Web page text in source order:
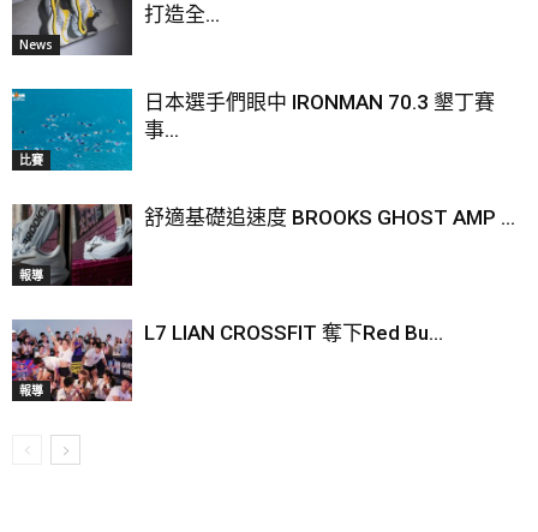
News
打造全...
比賽
日本選手們眼中 IRONMAN 70.3 墾丁賽
事...
報導
舒適基礎追速度 BROOKS GHOST AMP ...
報導
L7 LIAN CROSSFIT 奪下Red Bu...